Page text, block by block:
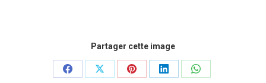
Partager cette image
PartagerPartagerPartagerPartagerPartager